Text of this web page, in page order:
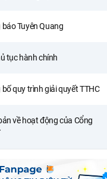
báo Tuyên Quang
tục hành chính
bố quy trình giải quyết TTHC
về hoạt động của Cổng